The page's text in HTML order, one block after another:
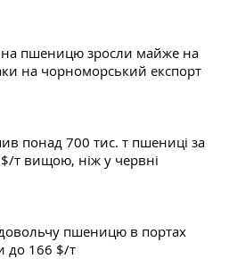
на пшеницю зросли майже на
на чорноморський експорт
понад 700 тис. т пшениці за
т вищою, ніж у червні
пшеницю в портах
до 166 $/т